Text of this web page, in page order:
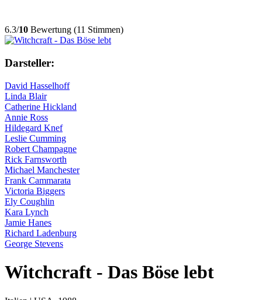
6.3/10 Bewertung (11 Stimmen)
Darsteller:
David Hasselhoff
Linda Blair
Catherine Hickland
Annie Ross
Hildegard Knef
Leslie Cumming
Robert Champagne
Rick Farnsworth
Michael Manchester
Frank Cammarata
Victoria Biggers
Ely Coughlin
Kara Lynch
Jamie Hanes
Richard Ladenburg
George Stevens
Witchcraft - Das Böse lebt